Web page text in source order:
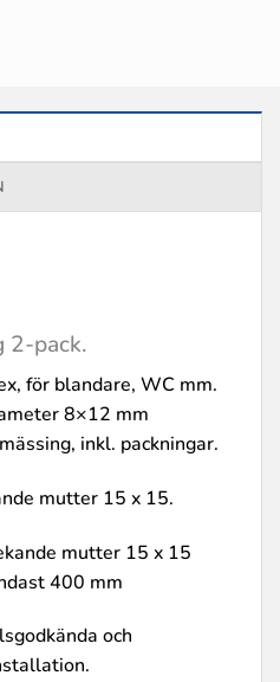
2-pack.
för blandare, WC mm.
8×12 mm
inkl. packningar.
mutter 15 x 15.
mutter 15 x 15
400 mm
och